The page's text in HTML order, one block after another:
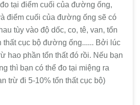
tại điểm cuối của đường ống,
điểm cuối của đường ống sẽ có
tùy vào độ dốc, co, tê, van, tổn
thất cục bộ đường ống...... Bởi lúc
hao phần tổn thất đó rồi. Nếu bạn
thì bạn có thể đo tại miệng ra
trừ đi 5-10% tổn thất cục bộ)